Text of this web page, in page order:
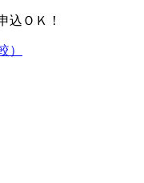
込ＯＫ！
）